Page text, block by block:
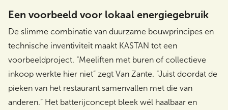
Een voorbeeld voor lokaal energiegebruik
De slimme combinatie van duurzame bouwprincipes en
technische inventiviteit maakt KASTAN tot een
voorbeeldproject. “Meeliften met buren of collectieve
inkoop werkte hier niet” zegt Van Zante. “Juist doordat de
pieken van het restaurant samenvallen met die van
anderen.” Het batterijconcept bleek wél haalbaar en